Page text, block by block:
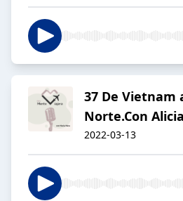
37 De Vietnam
Norte.Con
2022-03-13